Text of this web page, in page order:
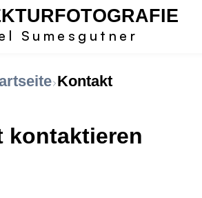
Sumesgutner
Kontakt
kontaktieren